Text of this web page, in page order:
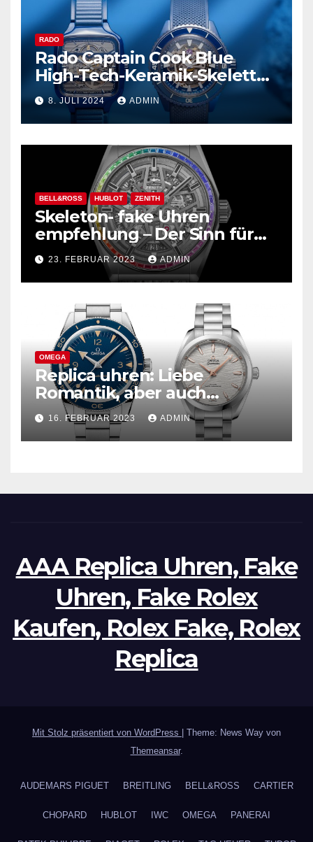
RADO
Rado Captain Cook Blue
High-Tech-Keramik-Skelett
und mehr
8. JULI 2024 ADMIN
BELL&ROSS HUBLOT ZENITH
Skeleton- fake Uhren
empfehlung – Der Sinn für
Design ist überwältigend!
23. FEBRUAR 2023 ADMIN
OMEGA
Replica uhren: Liebe
Romantik, aber auch
praktisch, empfohlen für den
täglichen Gebrauch
16. FEBRUAR 2023 ADMIN
AAA Replica Uhren, Fake
Uhren, Fake Rolex
Kaufen, Rolex Fake, Rolex
Replica
Mit Stolz präsentiert von WordPress
Theme: News Way von
Themeansar.
AUDEMARS PIGUET BREITLING BELL&ROSS CARTIER
CHOPARD HUBLOT IWC OMEGA PANERAI